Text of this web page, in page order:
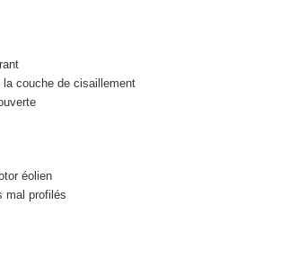
couche de cisaillement
éolien
mal profilés